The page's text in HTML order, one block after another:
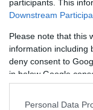
participants. This
Downstream
Please note that this
information including
deny consent to
in below Google
Personal Data
és ha
támad.
vagy a